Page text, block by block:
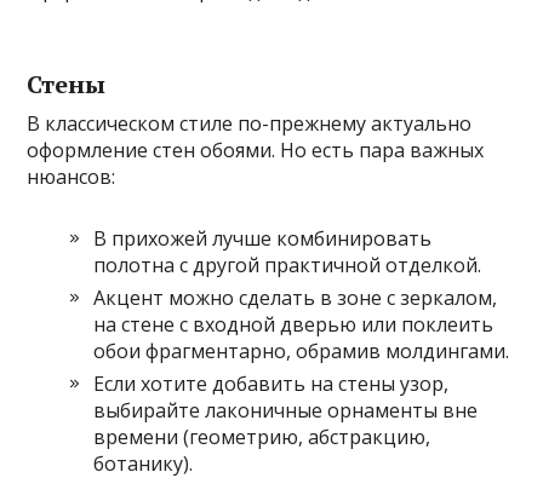
Стены
В классическом стиле по-прежнему актуально
оформление стен обоями. Но есть пара важных
нюансов:
В прихожей лучше комбинировать
полотна с другой практичной отделкой.
Акцент можно сделать в зоне с зеркалом,
на стене с входной дверью или поклеить
обои фрагментарно, обрамив молдингами.
Если хотите добавить на стены узор,
выбирайте лаконичные орнаменты вне
времени (геометрию, абстракцию,
ботанику).